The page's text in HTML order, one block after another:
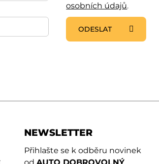
osobních údajů.
ODESLAT
NEWSLETTER
Přihlašte se k odběru novinek